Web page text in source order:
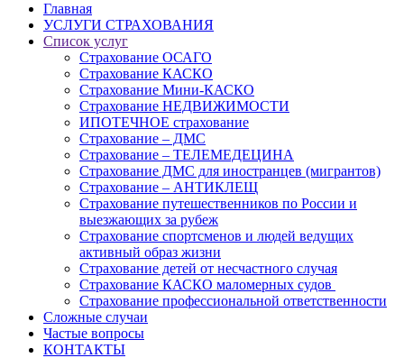
Главная
УСЛУГИ СТРАХОВАНИЯ
Список услуг
Страхование ОСАГО
Страхование КАСКО
Страхование Мини-КАСКО
Страхование НЕДВИЖИМОСТИ
ИПОТЕЧНОЕ страхование
Страхование – ДМС
Страхование – ТЕЛЕМЕДЕЦИНА
Страхование ДМС для иностранцев (мигрантов)
Страхование – АНТИКЛЕЩ
Страхование путешественников по России и
выезжающих за рубеж
Страхование спортсменов и людей ведущих
активный образ жизни
Страхование детей от несчастного случая
Страхование КАСКО маломерных судов
Страхование профессиональной ответственности
Сложные случаи
Частые вопросы
КОНТАКТЫ